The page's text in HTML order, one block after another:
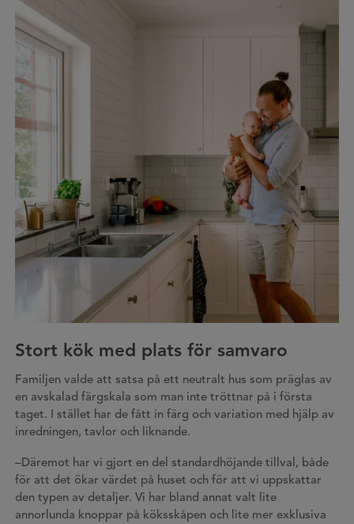
Stort kök med plats för samvaro
Familjen valde att satsa på ett neutralt hus som präglas av
en avskalad färgskala som man inte tröttnar på i första
taget. I stället har de fått in färg och variation med hjälp av
inredningen, tavlor och liknande.
–Däremot har vi gjort en del standardhöjande tillval, både
för att det ökar värdet på huset och för att vi uppskattar
den typen av detaljer. Vi har bland annat valt lite
annorlunda knoppar på köksskåpen och lite mer exklusiva